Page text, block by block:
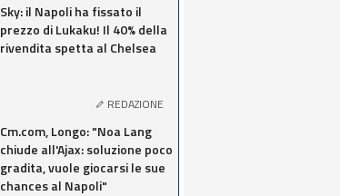
Sky: il Napoli ha fissato il
prezzo di Lukaku! Il 40% della
rivendita spetta al Chelsea
REDAZIONE
Cm.com, Longo: "Noa Lang
chiude all'Ajax: soluzione poco
gradita, vuole giocarsi le sue
chances al Napoli"